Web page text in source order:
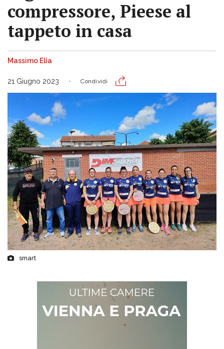
compressore, Pieese al
tappeto in casa
Massimo Elia
21 Giugno 2023 Condividi
smart